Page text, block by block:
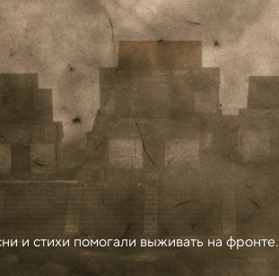
и стихи помогали выживать на фронте.